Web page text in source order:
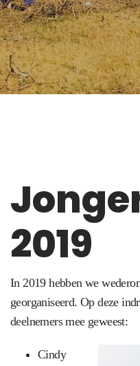
2019
In 2019 hebben we
georganiseerd. Op deze
deelnemers mee geweest:
Cindy